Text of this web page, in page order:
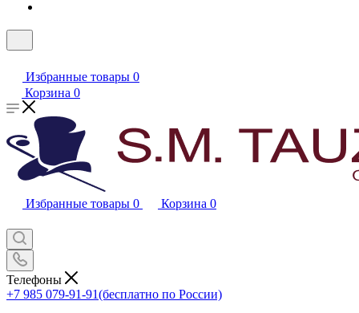
Избранные товары 0
Корзина 0
Избранные товары 0 Корзина 0
Телефоны
+7 985 079-91-91(бесплатно по России)